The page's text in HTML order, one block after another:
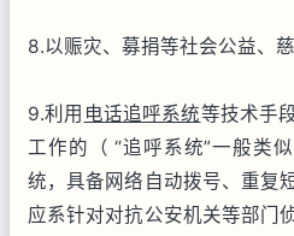
8.以赈灾、募捐等社会公益、
9.利用 电话追呼系统等技术手
工作的（ “追呼系统”一般类
统，具备网络自动拨号、重复
应系针对对抗公安机关等部门